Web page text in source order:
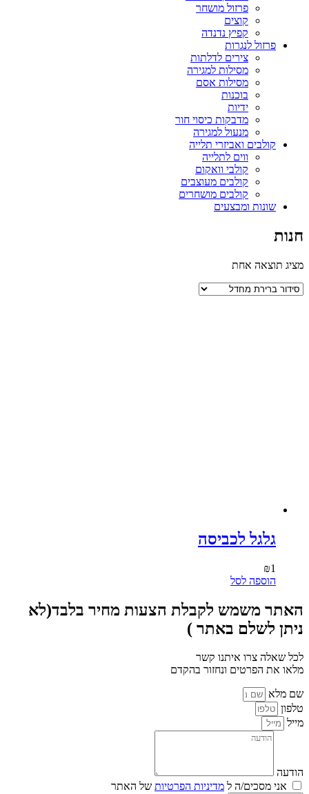
פרזול מושחר
קוצים
קפיץ נדנדה
פרזול לנגרות
צירים לדלתות
מסילות למגירה
מסילות אסם
בוכנות
ידיות
מדבקות כיסוי חור
מנעול למגירה
קולבים ואביזרי תלייה
ווים לתלייה
קולבי וואקום
קולבים מעוצבים
קולבים מושחרים
שונות ומבצעים
חנות
מציג תוצאה אחת
גלגל לכביסה
₪1
הוספה לסל
האתר משמש לקבלת הצעות מחיר בלבד(לא
ניתן לשלם באתר )
לכל שאלה צרו איתנו קשר
מלאו את הפרטים ונחזור בהקדם
שם מלא
טלפון
מייל
הודעה
אני מסכים/ה ל מדיניות הפרטיות של האתר